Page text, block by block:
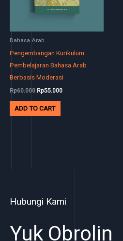
Bahasa Arab
Pengembangan Kurikulum
Pembelajaran Bahasa Arab
Berbasis Moderasi
Rp60.000 Rp55.000
ADD TO CART
Hubungi Kami
Yuk Obrolin